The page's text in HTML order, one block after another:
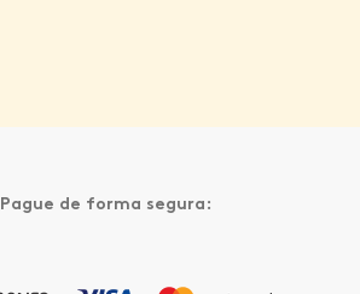
Pague de forma segura: